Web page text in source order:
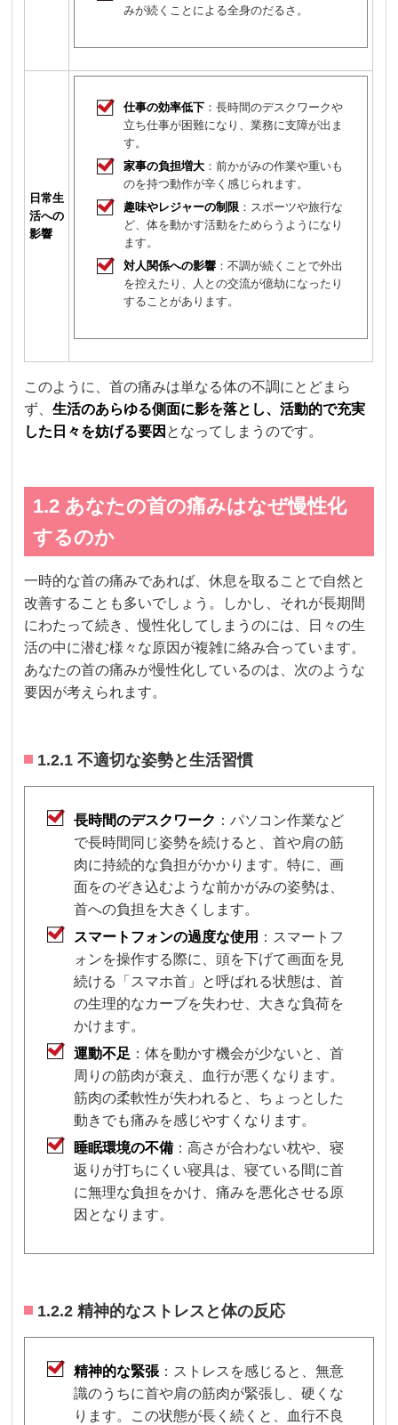
みが続くことによる全身のだるさ。
日常生
活への
影響
仕事の効率低下 ：長時間のデスクワークや
立ち仕事が困難になり、業務に支障が出ま
す。
家事の負担増大 ：前かがみの作業や重いも
のを持つ動作が辛く感じられます。
趣味やレジャーの制限 ：スポーツや旅行な
ど、体を動かす活動をためらうようになり
ます。
対人関係への影響 ：不調が続くことで外出
を控えたり、人との交流が億劫になったり
することがあります。
このように、首の痛みは単なる体の不調にとどまら
ず、生活のあらゆる側面に影を落とし、活動的で充実
した日々を妨げる要因 となってしまうのです。
1.2 あなたの首の痛みはなぜ慢性化
するのか
一時的な首の痛みであれば、休息を取ることで自然と
改善することも多いでしょう。しかし、それが長期間
にわたって続き、慢性化してしまうのには、日々の生
活の中に潜む様々な原因が複雑に絡み合っています。
あなたの首の痛みが慢性化しているのは、次のような
要因が考えられます。
1.2.1 不適切な姿勢と生活習慣
長時間のデスクワーク ：パソコン作業など
で長時間同じ姿勢を続けると、首や肩の筋
肉に持続的な負担がかかります。特に、画
面をのぞき込むような前かがみの姿勢は、
首への負担を大きくします。
スマートフォンの過度な使用 ：スマートフ
ォンを操作する際に、頭を下げて画面を見
続ける「スマホ首」と呼ばれる状態は、首
の生理的なカーブを失わせ、大きな負荷を
かけます。
運動不足 ：体を動かす機会が少ないと、首
周りの筋肉が衰え、血行が悪くなります。
筋肉の柔軟性が失われると、ちょっとした
動きでも痛みを感じやすくなります。
睡眠環境の不備 ：高さが合わない枕や、寝
返りが打ちにくい寝具は、寝ている間に首
に無理な負担をかけ、痛みを悪化させる原
因となります。
1.2.2 精神的なストレスと体の反応
精神的な緊張 ：ストレスを感じると、無意
識のうちに首や肩の筋肉が緊張し、硬くな
ります。この状態が長く続くと、血行不良